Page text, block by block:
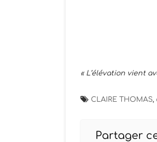
« L’élévation vient
CLAIRE THOMAS,
Partager